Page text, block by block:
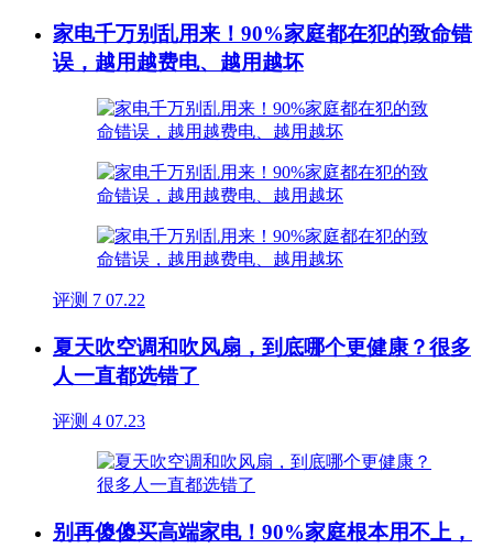
家电千万别乱用来！90%家庭都在犯的致命错
误，越用越费电、越用越坏
评测 7 07.22
夏天吹空调和吹风扇，到底哪个更健康？很多
人一直都选错了
评测 4 07.23
别再傻傻买高端家电！90%家庭根本用不上，